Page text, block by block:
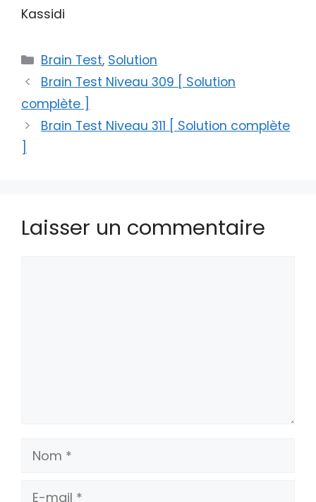
Kassidi
Catégories
Brain Test, Solution
Brain Test Niveau 309 [ Solution
complète ]
Brain Test Niveau 311 [ Solution complète
Laisser un commentaire
Nom
E-